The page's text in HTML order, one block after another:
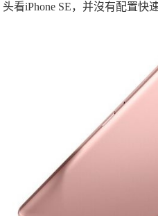
头看iPhone SE，并沒有配置快